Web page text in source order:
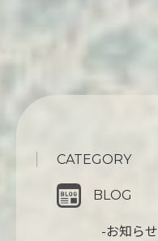
CATEGORY
BLOG
-お知らせ